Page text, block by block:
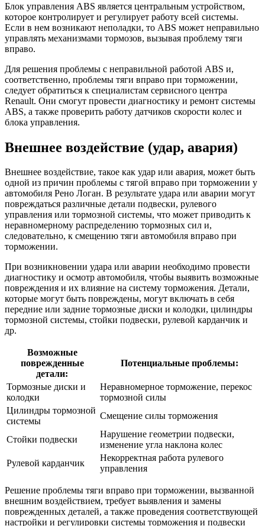
Блок управления ABS является центральным устройством,
которое контролирует и регулирует работу всей системы.
Если в нем возникают неполадки, то ABS может неправильно
управлять механизмами тормозов, вызывая проблему тяги
вправо.
Для решения проблемы с неправильной работой ABS и,
соответственно, проблемы тяги вправо при торможении,
следует обратиться к специалистам сервисного центра
Renault. Они смогут провести диагностику и ремонт системы
ABS, а также проверить работу датчиков скорости колес и
блока управления.
Внешнее воздействие (удар, авария)
Внешнее воздействие, такое как удар или авария, может быть
одной из причин проблемы с тягой вправо при торможении у
автомобиля Рено Логан. В результате удара или аварии могут
повреждаться различные детали подвески, рулевого
управления или тормозной системы, что может приводить к
неравномерному распределению тормозных сил и,
следовательно, к смещению тяги автомобиля вправо при
торможении.
При возникновении удара или аварии необходимо провести
диагностику и осмотр автомобиля, чтобы выявить возможные
повреждения и их влияние на систему торможения. Детали,
которые могут быть повреждены, могут включать в себя
передние или задние тормозные диски и колодки, цилиндры
тормозной системы, стойки подвески, рулевой карданчик и
др.
Возможные
поврежденные
детали:
Потенциальные проблемы:
Тормозные диски и
колодки
Неравномерное торможение, перекос
тормозной силы
Цилиндры тормозной
системы
Смещение силы торможения
Стойки подвески
Нарушение геометрии подвески,
изменение угла наклона колес
Рулевой карданчик
Некорректная работа рулевого
управления
Решение проблемы тяги вправо при торможении, вызванной
внешним воздействием, требует выявления и замены
поврежденных деталей, а также проведения соответствующей
настройки и регулировки системы торможения и подвески